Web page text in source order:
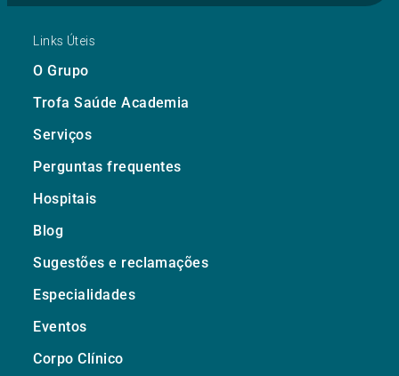
Links Úteis
O Grupo
Trofa Saúde Academia
Serviços
Perguntas frequentes
Hospitais
Blog
Sugestões e reclamações
Especialidades
Eventos
Corpo Clínico